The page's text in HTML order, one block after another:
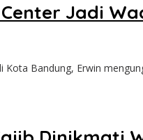
Jadi
Kota Bandung, Erwin